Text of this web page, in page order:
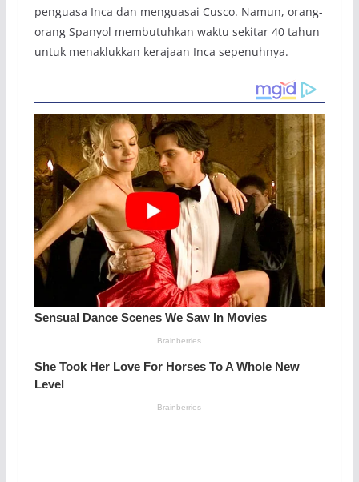
penguasa Inca dan menguasai Cusco. Namun, orang-
orang Spanyol membutuhkan waktu sekitar 40 tahun
untuk menaklukkan kerajaan Inca sepenuhnya.